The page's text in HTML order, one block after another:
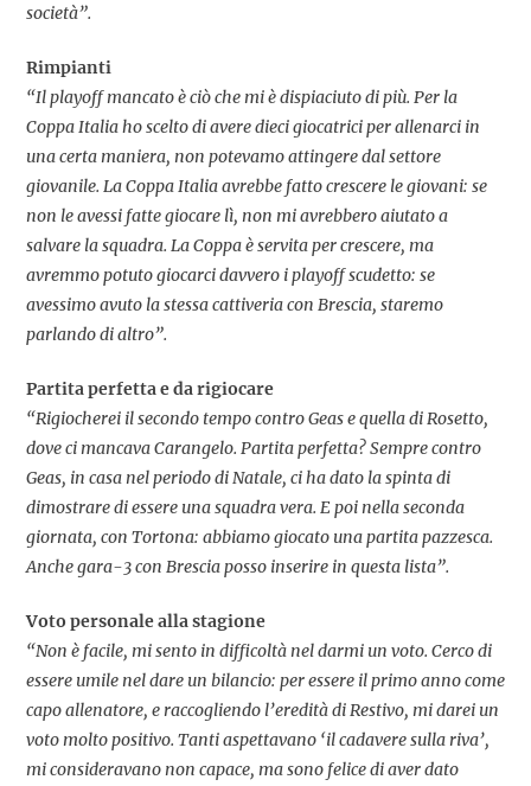
società”.
Rimpianti
“Il playoff mancato è ciò che mi è dispiaciuto di più. Per la
Coppa Italia ho scelto di avere dieci giocatrici per allenarci in
una certa maniera, non potevamo attingere dal settore
giovanile. La Coppa Italia avrebbe fatto crescere le giovani: se
non le avessi fatte giocare lì, non mi avrebbero aiutato a
salvare la squadra. La Coppa è servita per crescere, ma
avremmo potuto giocarci davvero i playoff scudetto: se
avessimo avuto la stessa cattiveria con Brescia, staremo
parlando di altro”.
Partita perfetta e da rigiocare
“Rigiocherei il secondo tempo contro Geas e quella di Rosetto,
dove ci mancava Carangelo. Partita perfetta? Sempre contro
Geas, in casa nel periodo di Natale, ci ha dato la spinta di
dimostrare di essere una squadra vera. E poi nella seconda
giornata, con Tortona: abbiamo giocato una partita pazzesca.
Anche gara-3 con Brescia posso inserire in questa lista”.
Voto personale alla stagione
“Non è facile, mi sento in difficoltà nel darmi un voto. Cerco di
essere umile nel dare un bilancio: per essere il primo anno come
capo allenatore, e raccogliendo l’eredità di Restivo, mi darei un
voto molto positivo. Tanti aspettavano ‘il cadavere sulla riva’,
mi consideravano non capace, ma sono felice di aver dato